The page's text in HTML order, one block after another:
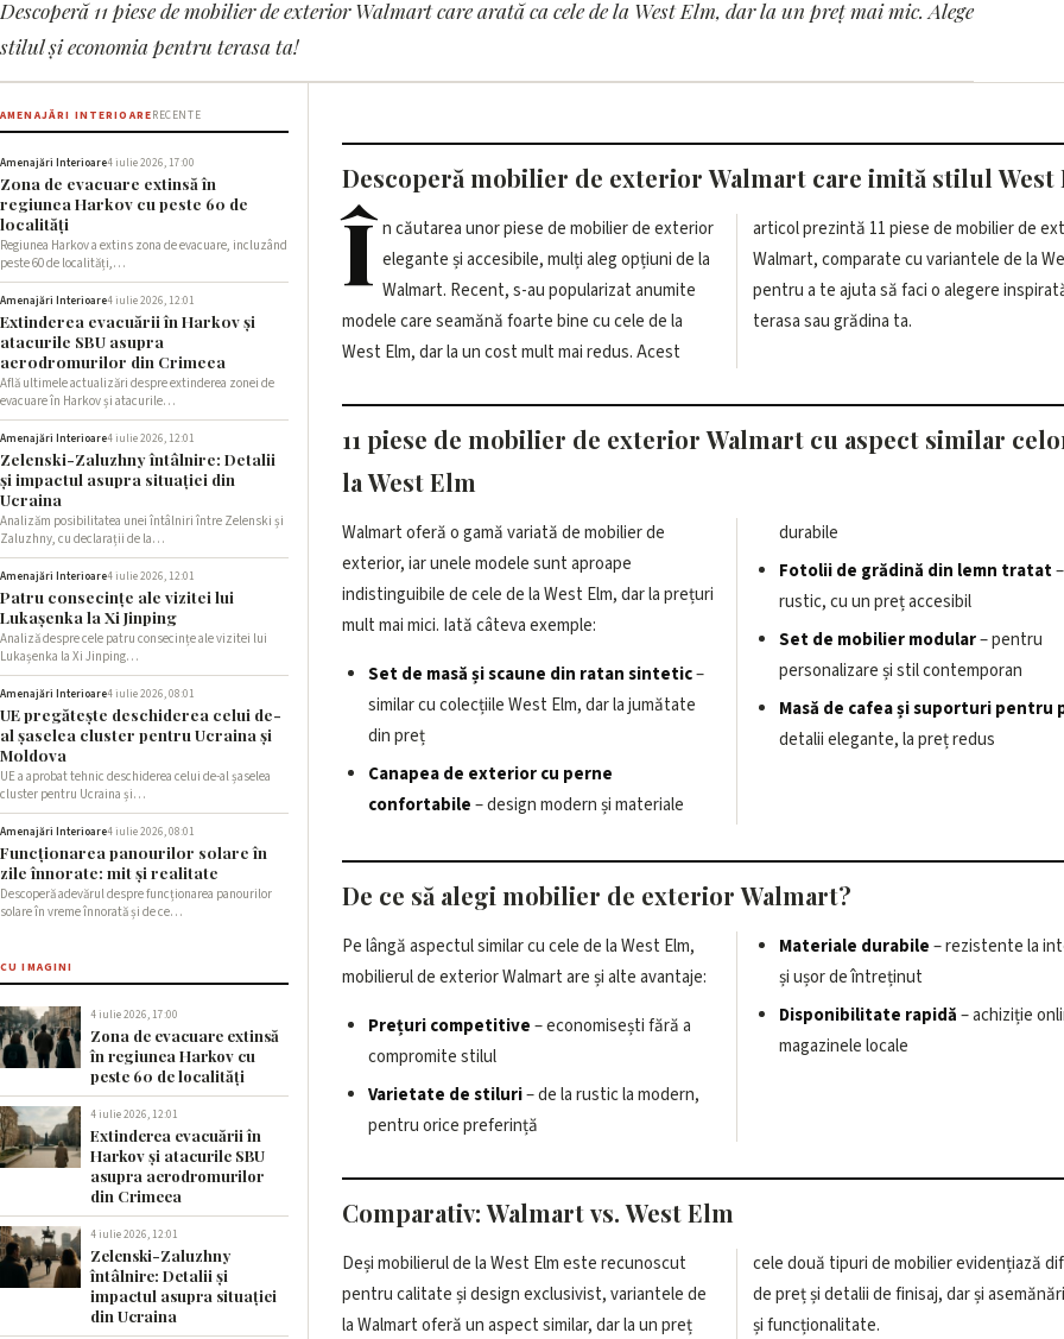
AMENAJĂRI INTERIOARE
11 piese de mobilier de exterior Walmart
cele de la West Elm pentru mai puțin
10 iunie 2026, 20:31 · 3 min citire
Descoperă 11 piese de mobilier de exterior Walmart care arată ca cele de la West Elm, dar la un preț mai mic. Alege
stilul și economia pentru terasa ta!
AMENAJĂRI INTERIOARERECENTE
Amenajări Interioare4 iulie 2026, 17:00
Zona de evacuare extinsă în
regiunea Harkov cu peste 60 de
localități
Regiunea Harkov a extins zona de evacuare, incluzând
peste 60 de localități,…
Amenajări Interioare4 iulie 2026, 12:01
Extinderea evacuării în Harkov și
atacurile SBU asupra
aerodromurilor din Crimeea
Află ultimele actualizări despre extinderea zonei de
evacuare în Harkov și atacurile…
Amenajări Interioare4 iulie 2026, 12:01
Zelenski-Zaluzhny întâlnire: Detalii
și impactul asupra situației din
Ucraina
Analizăm posibilitatea unei întâlniri între Zelenski și
Zaluzhny, cu declarații de la…
Amenajări Interioare4 iulie 2026, 12:01
Patru consecințe ale vizitei lui
Lukașenka la Xi Jinping
Analiză despre cele patru consecințe ale vizitei lui
Lukașenka la Xi Jinping…
Amenajări Interioare4 iulie 2026, 08:01
UE pregătește deschiderea celui de-
al șaselea cluster pentru Ucraina și
Moldova
UE a aprobat tehnic deschiderea celui de-al șaselea
cluster pentru Ucraina și…
Amenajări Interioare4 iulie 2026, 08:01
Funcționarea panourilor solare în
zile înnorate: mit și realitate
Descoperă adevărul despre funcționarea panourilor
solare în vreme înnorată și de ce…
CU IMAGINI
4 iulie 2026, 17:00
Zona de evacuare extinsă
în regiunea Harkov cu
peste 60 de localități
4 iulie 2026, 12:01
Extinderea evacuării în
Harkov și atacurile SBU
asupra aerodromurilor
din Crimeea
4 iulie 2026, 12:01
Zelenski-Zaluzhny
întâlnire: Detalii și
impactul asupra situației
din Ucraina
Descoperă mobilier de exterior Walmart care imită stilul West
Î n căutarea unor piese de mobilier de exterior
elegante și accesibile, mulți aleg opțiuni de la
Walmart. Recent, s-au popularizat anumite
modele care seamănă foarte bine cu cele de la
West Elm, dar la un cost mult mai redus. Acest
articol prezintă 11 piese de mobilier de exterior
Walmart, comparate cu variantele de la West Elm,
pentru a te ajuta să faci o alegere inspirată pentru
terasa sau grădina ta.
11 piese de mobilier de exterior Walmart cu aspect similar
la West Elm
Walmart oferă o gamă variată de mobilier de
exterior, iar unele modele sunt aproape
indistinguibile de cele de la West Elm, dar la prețuri
mult mai mici. Iată câteva exemple:
Set de masă și scaune din ratan sintetic–
similar cu colecțiile West Elm, dar la jumătate
din preț
Canapea de exterior cu perne
confortabile– design modern și materiale
durabile
Fotolii de grădină din lemn tratat
rustic, cu un preț accesibil
Set de mobilier modular– pentru
personalizare și stil contemporan
Masă de cafea și suporturi pentru
detalii elegante, la preț redus
De ce să alegi mobilier de exterior Walmart?
Pe lângă aspectul similar cu cele de la West Elm,
mobilierul de exterior Walmart are și alte avantaje:
Prețuri competitive– economisești fără a
compromite stilul
Varietate de stiluri– de la rustic la modern,
pentru orice preferință
Materiale durabile– rezistente la
și ușor de întreținut
Disponibilitate rapidă– achiziție
magazinele locale
Comparativ: Walmart vs. West Elm
Deși mobilierul de la West Elm este recunoscut
pentru calitate și design exclusivist, variantele de
la Walmart oferă un aspect similar, dar la un preț
cele două tipuri de mobilier evidențiază diferențele
de preț și detalii de finisaj, dar și asemănările în stil
și funcționalitate.